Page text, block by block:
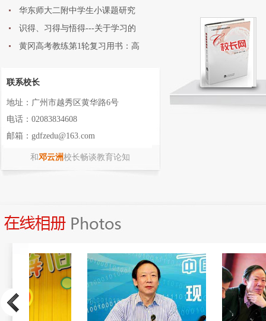
华东师大二附中学生小课题研究
论
识得、习得与悟得---关于学习的
黄冈高考教练第1轮复习用书：高
联系校长
地址：广州市越秀区黄华路6号
电话：02083834608
邮箱：gdfzedu@163.com
和邓云洲校长畅谈教育论知